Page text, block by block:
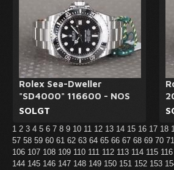
Rolex Sea-Dweller
"SD4000" 116600 - NOS
SOLGT
1 2 3 4 5 6 7 8 9 10 11 12 13 14 15 16 17 18
57 58 59 60 61 62 63 64 65 66 67 68 69 70 71
106 107 108 109 110 111 112 113 114 115 116
144 145 146 147 148 149 150 151 152 153